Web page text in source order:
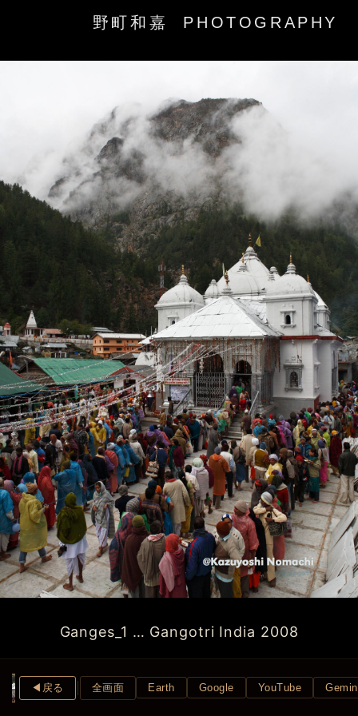
野町和嘉 PHOTOGRAPHY
‹
Ganges_1 … Gangotri India 2008
›
◀︎戻る 全画面 Earth Google YouTube